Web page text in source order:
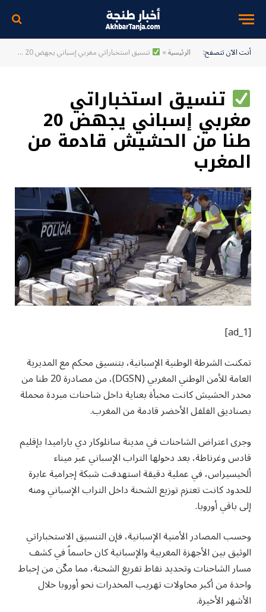
أنت الآن تتصفح: الرئيسية» تنسيق استخباراتي مغربي إسباني يجهض 20 طنا من الحشيش قادمة من المغرب
تنسيق استخباراتي
مغربي إسباني يجهض 20
طنا من الحشيش قادمة من
المغرب
[ad_1]
تمكنت الشرطة الوطنية الإسبانية، بتنسيق محكم مع المديرية
العامة للأمن الوطني المغربي (DGSN)، من مصادرة 20 طنا من
مخدر الحشيش كانت مخبأة بعناية داخل شاحنات مبردة محملة
بصناديق الفلفل الأخضر قادمة من المغرب.
وجرى اعتراض الشاحنات في مدينة سانلوكار دي باراميدا بإقليم
قادس وغرناطة، بعد دخولها التراب الإسباني عبر ميناء
ألخيسيراس، في عملية دقيقة استهدفت شبكة إجرامية عابرة
للحدود كانت تعتزم توزيع الشحنة داخل التراب الإسباني ومنه
إلى باقي أوروبا.
وحسب المصادر الأمنية الإسبانية، فإن التنسيق الاستخباراتي
الوثيق بين الأجهزة المغربية والإسبانية كان حاسماً في كشف
مسار الشاحنات وتحديد نقاط تفريغ الشحنة، مما مكّن من إحباط
واحدة من أكبر محاولات تهريب المخدرات نحو أوروبا خلال
الأشهر الأخيرة.